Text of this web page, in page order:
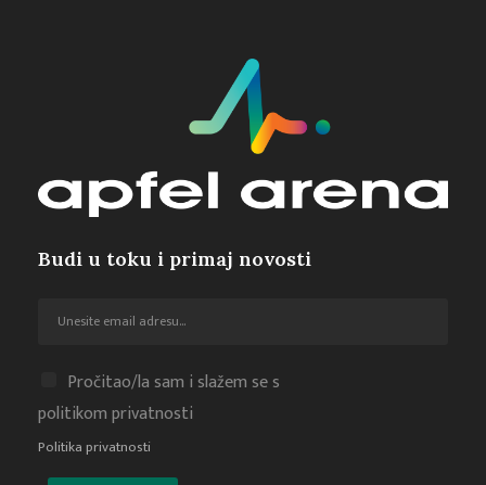
Budi u toku i primaj novosti
Pročitao/la sam i slažem se s
politikom privatnosti
Politika privatnosti